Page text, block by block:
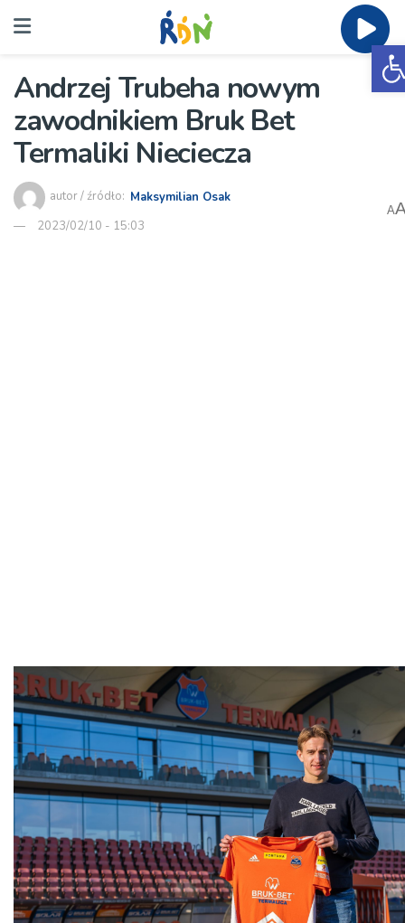
Andrzej Trubeha nowym
zawodnikiem Bruk Bet
Termaliki Nieciecza
autor / źródło: Maksymilian Osak
2023/02/10 - 15:03
A